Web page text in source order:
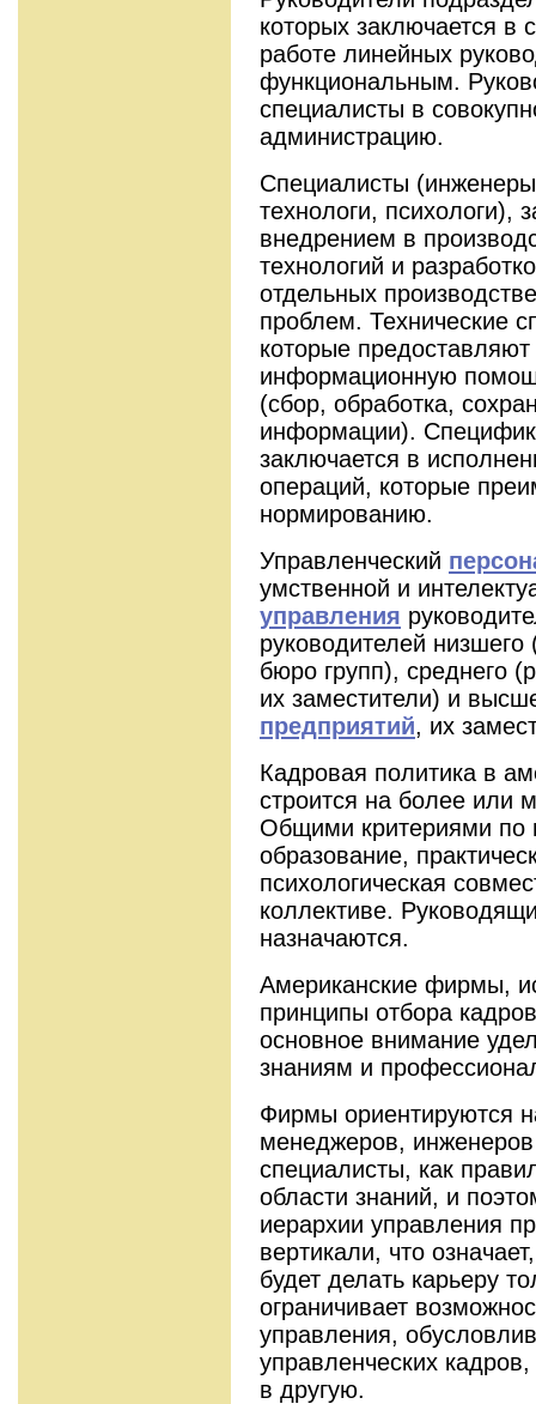
которых заключается в
работе линейных
функциональным.
специалисты в
администрацию.
Специалисты
технологи, психологи),
внедрением в
технологий и
отдельных
проблем. Технические
которые
информационную
(сбор, обработка,
информации).
заключается в
операций, которые
нормированию.
Управленческий
умственной и
управления
руководителей низшего
бюро групп), среднего
их заместители) и
предприятий, их
Кадровая политика в
строится на более или
Общими критериями по
образование,
психологическая
коллективе.
назначаются.
Американские фирмы,
принципы отбора
основное внимание
знаниям и
Фирмы ориентируются
менеджеров,
специалисты, как
области знаний, и
иерархии управления
вертикали, что
будет делать карьеру
ограничивает
управления,
управленческих
в другую.